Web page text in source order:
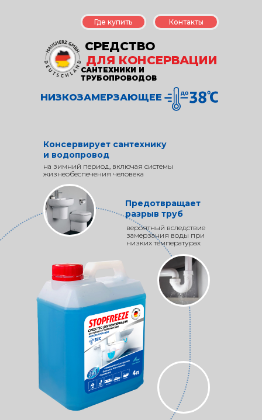
ДЛЯ КОНСЕРВАЦИИ
СРЕДСТВО
САНТЕХНИКИ И
ТРУБОПРОВОДОВ
НИЗКОЗАМЕРЗАЮЩЕЕ
Где купить Контакты
Консервирует сантехнику
и водопровод
на зимний период, включая системы
жизнеобеспечения человека
Предотвращает
разрыв труб
вероятный вследствие
замерзания воды при
низких температурах